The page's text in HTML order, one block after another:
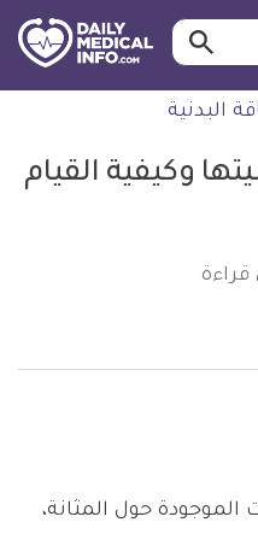
ابحث…
البدنية
وكيفية القيام
قراءة
حول المثانة،